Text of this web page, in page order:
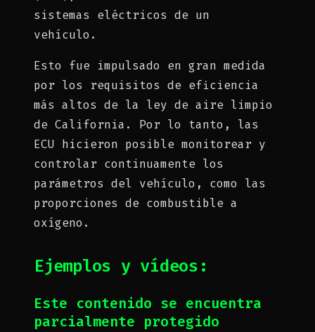
sistemas eléctricos de un
vehículo.
Esto fue impulsado en gran medida
por los requisitos de eficiencia
más altos de la ley de aire limpio
de California. Por lo tanto, las
ECU hicieron posible monitorear y
controlar continuamente los
parámetros del vehículo, como las
proporciones de combustible a
oxígeno.
Ejemplos y vídeos:
Este contenido se encuentra
parcialmente protegido